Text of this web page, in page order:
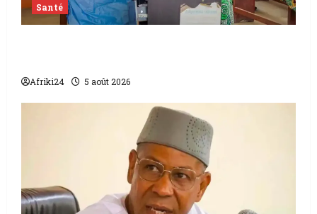
Santé
Afriki24 5 août 2026